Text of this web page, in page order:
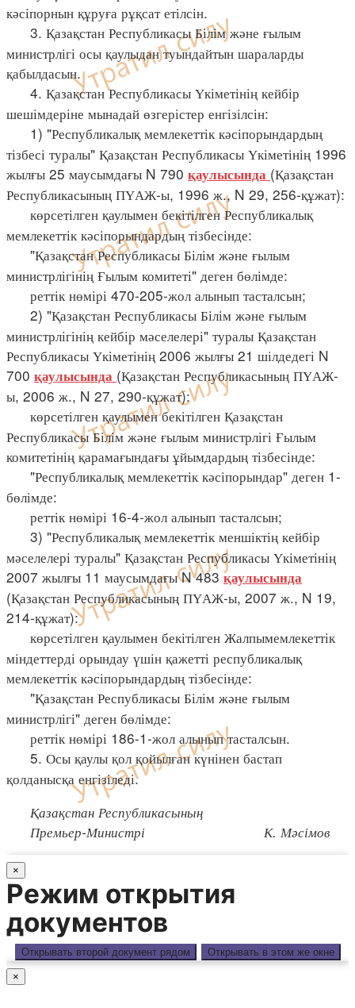
кәсіпорнын құруға рұқсат етілсін.
3. Қазақстан Республикасы Білім және ғылым
министрлігі осы қаулыдан туындайтын шараларды
қабылдасын.
4. Қазақстан Республикасы Үкіметінің кейбір
шешімдеріне мынадай өзгерістер енгізілсін:
1) "Республикалық мемлекеттік кәсіпорындардың
тізбесі туралы" Қазақстан Республикасы Үкіметінің 1996
жылғы 25 маусымдағы N 790 қаулысында (Қазақстан
Республикасының ПҮАЖ-ы, 1996 ж., N 29, 256-құжат):
көрсетілген қаулымен бекітілген Республикалық
мемлекеттік кәсіпорындардың тізбесінде:
"Қазақстан Республикасы Білім және ғылым
министрлігінің Ғылым комитеті" деген бөлімде:
реттік нөмірі 470-205-жол алынып тасталсын;
2) "Қазақстан Республикасы Білім және ғылым
министрлігінің кейбір мәселелері" туралы Қазақстан
Республикасы Үкіметінің 2006 жылғы 21 шілдедегі N
700 қаулысында (Қазақстан Республикасының ПҮАЖ-
ы, 2006 ж., N 27, 290-құжат):
көрсетілген қаулымен бекітілген Қазақстан
Республикасы Білім және ғылым министрлігі Ғылым
комитетінің қарамағындағы ұйымдардың тізбесінде:
"Республикалық мемлекеттік кәсіпорындар" деген 1-
бөлімде:
реттік нөмірі 16-4-жол алынып тасталсын;
3) "Республикалық мемлекеттік меншіктің кейбір
мәселелері туралы" Қазақстан Республикасы Үкіметінің
2007 жылғы 11 маусымдағы N 483 қаулысында
(Қазақстан Республикасының ПҮАЖ-ы, 2007 ж., N 19,
214-құжат):
көрсетілген қаулымен бекітілген Жалпымемлекеттік
міндеттерді орындау үшін қажетті республикалық
мемлекеттік кәсіпорындардың тізбесінде:
"Қазақстан Республикасы Білім және ғылым
министрлігі" деген бөлімде:
реттік нөмірі 186-1-жол алынып тасталсын.
5. Осы қаулы қол қойылған күнінен бастап
қолданысқа енгізіледі.
Қазақстан Республикасының
Премьер-Министрі К. Мәсімов
×
Режим открытия
документов
Открывать второй документ рядом Открывать в этом же окне
×